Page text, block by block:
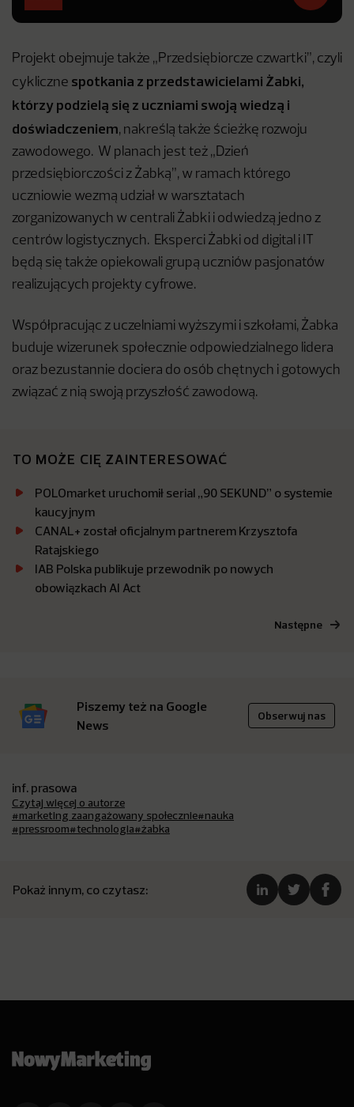
Projekt obejmuje także „Przedsiębiorcze czwartki”, czyli
cykliczne spotkania z przedstawicielami Żabki,
którzy podzielą się z uczniami swoją wiedzą i
doświadczeniem, nakreślą także ścieżkę rozwoju
zawodowego. W planach jest też „Dzień
przedsiębiorczości z Żabką”, w ramach którego
uczniowie wezmą udział w warsztatach
zorganizowanych w centrali Żabki i odwiedzą jedno z
centrów logistycznych. Eksperci Żabki od digital i IT
będą się także opiekowali grupą uczniów pasjonatów
realizujących projekty cyfrowe.
Współpracując z uczelniami wyższymi i szkołami, Żabka
buduje wizerunek społecznie odpowiedzialnego lidera
oraz bezustannie dociera do osób chętnych i gotowych
związać z nią swoją przyszłość zawodową.
TO MOŻE CIĘ ZAINTERESOWAĆ
POLOmarket uruchomił serial „90 SEKUND” o systemie
kaucyjnym
CANAL+ został oficjalnym partnerem Krzysztofa
Ratajskiego
IAB Polska publikuje przewodnik po nowych
obowiązkach AI Act
Następne
Piszemy też na Google
News
Obserwuj nas
inf. prasowa
Czytaj więcej o autorze
#marketing zaangażowany społecznie#nauka
#pressroom#technologia#żabka
Pokaż innym, co czytasz: